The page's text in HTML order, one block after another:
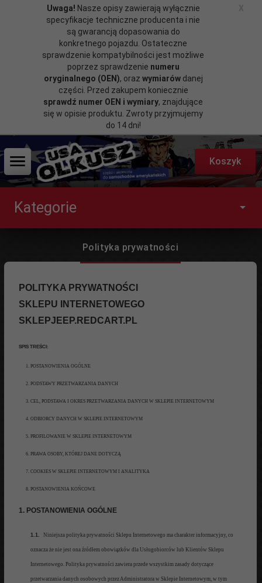
Uwaga! Nasze opisy zawierają wyłącznie
specyfikacje techniczne producenta i nie
są gwarancją dopasowania do
konkretnego pojazdu. Ostateczne
sprawdzenie kompatybilności jest możliwe
poprzez sprawdzenie numeru
oryginalnego (OEN), oraz wymiarówdanej
części. Przed zakupem koniecznie
sprawdź numer OEN i wymiary, znajdujące
się w opisie produktu. Zwroty przyjmujemy
do 14 dni!
Koszyk
Kategorie
Polityka prywatności
POLITYKA PRYWATNOŚCI
SKLEPU INTERNETOWEGO
SKLEPJEEP.REDCART.PL
SPIS TREŚCI:
POSTANOWIENIA OGÓLNE
PODSTAWY PRZETWARZANIA DANYCH
CEL, PODSTAWA I OKRES PRZETWARZANIA DANYCH W SKLEPIE INTERNETOWYM
ODBIORCY DANYCH W SKLEPIE INTERNETOWYM
PROFILOWANIE W SKLEPIE INTERNETOWYM
PRAWA OSOBY, KTÓREJ DANE DOTYCZĄ
COOKIES W SKLEPIE INTERNETOWYM I ANALITYKA
POSTANOWIENIA KOŃCOWE
1. POSTANOWIENIA OGÓLNE
1.1. N iniejsza polityka prywatności Sklepu Internetowego ma charakter informacyjny, co
oznacza że nie jest ona źródłem obowiązków dla Usługobiorców lub Klientów Sklepu
Internetowego. Polityka prywatności zawiera przede wszystkim zasady dotyczące
przetwarzania danych osobowych przez Administratora w Sklepie Internetowym, w tym